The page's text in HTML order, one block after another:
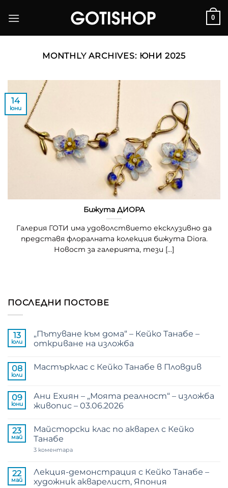
0
MONTHLY ARCHIVES: ЮНИ 2025
Бижута ДИОРА
Галерия ГОТИ има удоволствието ексклузивно да
представя флоралната колекция бижута Diora.
Новост за галерията, тези [...]
14
юни
ПОСЛЕДНИ ПОСТОВЕ
13
юли
„Пътуване към дома“ – Кейко Танабе –
откриване на изложба
за
„Пътуване
–
Кейко
Танабе
на
изложба
08
юли
Мастърклас с Кейко Танабе в Пловдив
Мастърклас
с
Кейко
Пловдив
09
юни
Ани Ехиян – „Моята реалност“ – изложба
живопис – 03.06.2026
за
Ани
Ехиян
–
изложба
живопис
23
май
Майсторски клас по акварел с Кейко
Танабе
3 коментараза
по
акварел
с
22
май
Лекция-демонстрация с Кейко Танабе –
художник акварелист, Япония